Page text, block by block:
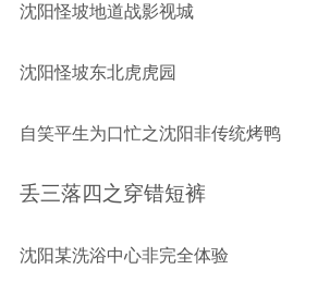
沈阳怪坡地道战影视城
沈阳怪坡东北虎虎园
自笑平生为口忙之沈阳非传统烤鸭
丢三落四之穿错短裤
沈阳某洗浴中心非完全体验